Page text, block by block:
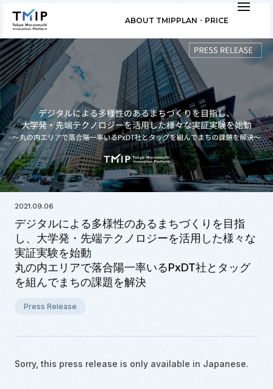
ABOUT TMIPPLAN ･ PRICE
2021.09.06
デジタルによる多様性のあるまちづくりを目指
し、大学発・先端テクノロジーを活用した様々な
実証実験を始動
丸の内エリアで落合陽一率いるPxDT社とタッグ
を組んでまちの課題を解決
Press Release
Sorry, this press release is only available in Japanese.